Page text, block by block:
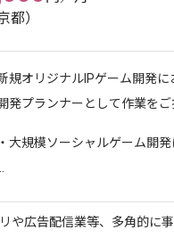
都）
規オリジナルIPゲーム開発に
発プランナーとして作業をご
・大規模ソーシャルゲーム開
や広告配信業等、多角的に